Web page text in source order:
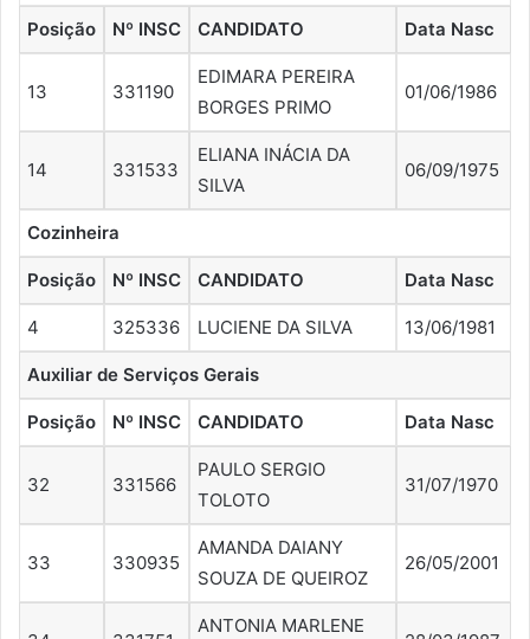
Posição Nº INSC CANDIDATO Data Nasc
13 331190
EDIMARA PEREIRA
BORGES PRIMO
01/06/1986
14 331533
ELIANA INÁCIA DA
SILVA
06/09/1975
Cozinheira
Posição Nº INSC CANDIDATO Data Nasc
4 325336 LUCIENE DA SILVA 13/06/1981
Auxiliar de Serviços Gerais
Posição Nº INSC CANDIDATO Data Nasc
32 331566
PAULO SERGIO
TOLOTO
31/07/1970
33 330935
AMANDA DAIANY
SOUZA DE QUEIROZ
26/05/2001
ANTONIA MARLENE